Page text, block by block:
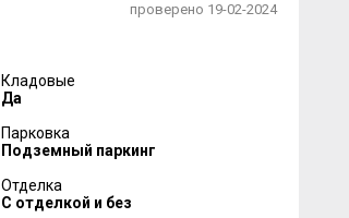
проверено 19-02-2024
Кладовые
Да
Парковка
Подземный паркинг
Отделка
С отделкой и без